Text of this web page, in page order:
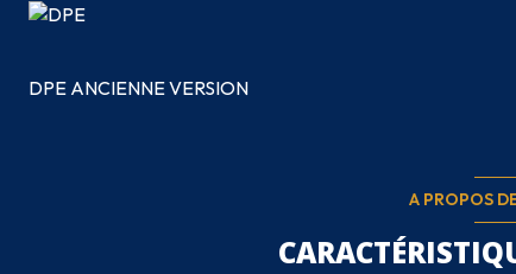
DPE ANCIENNE VERSION
A PROPOS